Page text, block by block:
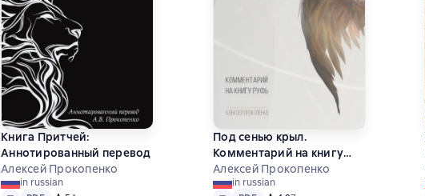
Книга Притчей:
Аннотированный перевод
Алексей Прокопенко
in russian
Под сенью крыл.
Комментарий на книгу
Руфь
Алексей Прокопенко
in russian